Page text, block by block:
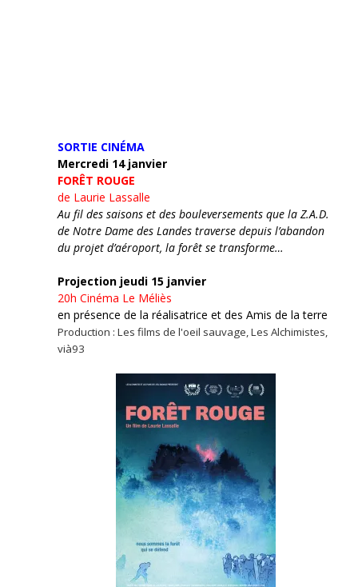
SORTIE CINÉMA
Mercredi 14 janvier
FORÊT ROUGE
de Laurie Lassalle
Au fil des saisons et des bouleversements que la Z.A.D.
de Notre Dame des Landes traverse depuis l’abandon
du projet d’aéroport, la forêt se transforme…
Projection jeudi 15 janvier
20h Cinéma Le Méliès
en présence de la réalisatrice et des Amis de la terre
Production : Les films de l'oeil sauvage, Les Alchimistes,
vià93